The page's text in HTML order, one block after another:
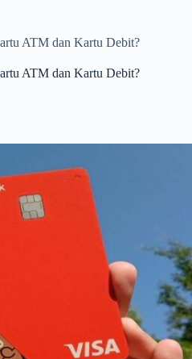
ATM dan Kartu Debit?
ATM dan Kartu Debit?